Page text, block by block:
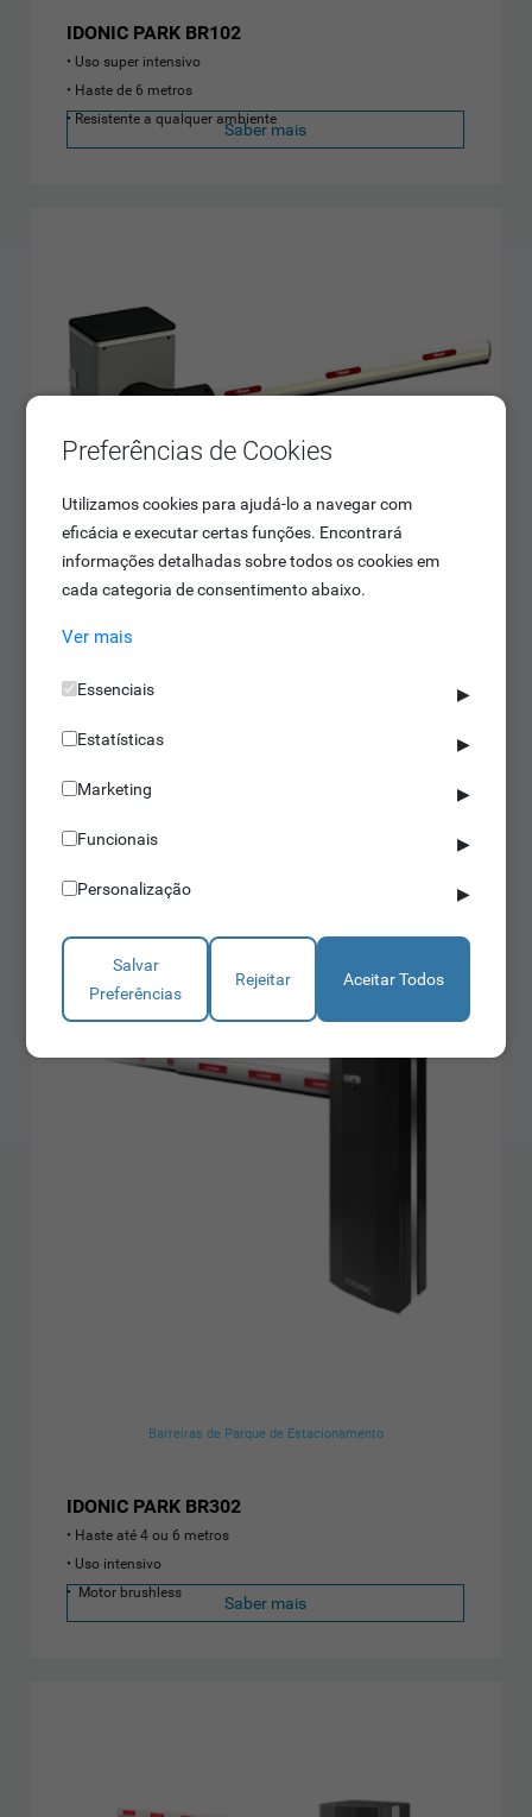
IDONIC PARK BR102
Uso super intensivo
Haste de 6 metros
Resistente a qualquer ambiente
Saber mais
Barreiras de Parque de Estacionamento
Haste de 8 metros
Uso super intensivo
Barreiras de Parque de Estacionamento
IDONIC PARK BR302
Haste até 4 ou 6 metros
Uso intensivo
Motor brushless
Saber mais
Preferências de Cookies
Utilizamos cookies para ajudá-lo a navegar com
eficácia e executar certas funções. Encontrará
informações detalhadas sobre todos os cookies em
cada categoria de consentimento abaixo.
Ver mais
Essenciais ▶
Estatísticas ▶
Marketing ▶
Funcionais ▶
Personalização ▶
Salvar
Preferências
Rejeitar Aceitar Todos